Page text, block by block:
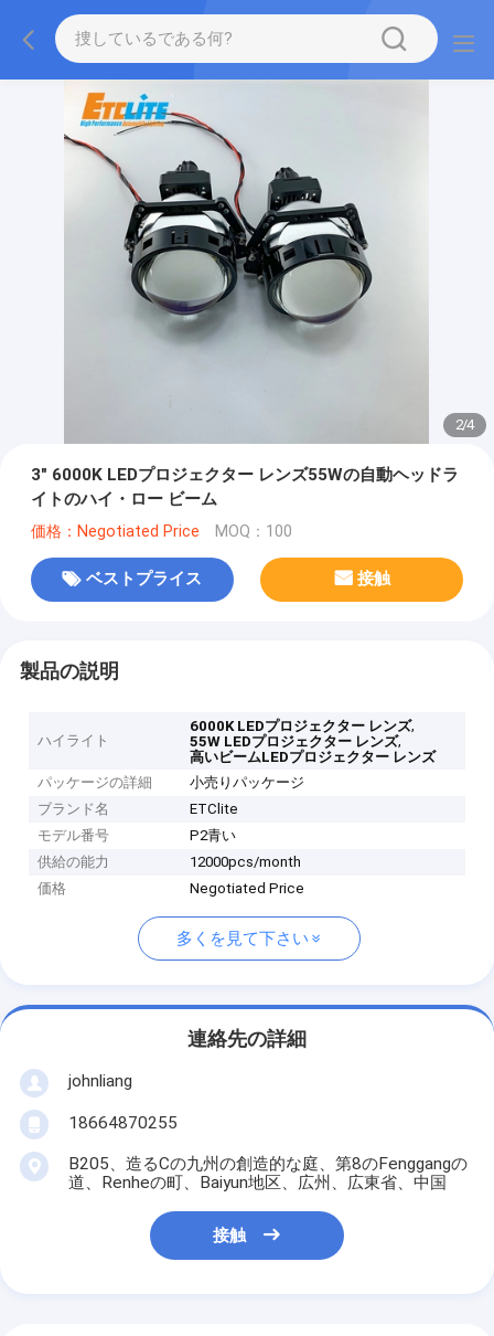
2/4
3" 6000K LEDプロジェクター レンズ55Wの自動ヘッドラ
イトのハイ・ロー ビーム
価格：Negotiated Price MOQ：100
ベストプライス 接触
製品の説明
ハイライト
6000K LEDプロジェクター レンズ,
55W LEDプロジェクター レンズ,
高いビームLEDプロジェクター レンズ
パッケージの詳細
小売りパッケージ
ブランド名
ETClite
モデル番号
P2青い
供給の能力
12000pcs/month
価格
Negotiated Price
多くを見て下さい
連絡先の詳細
johnliang
18664870255
B205、造るCの九州の創造的な庭、第8のFenggangの
道、Renheの町、Baiyun地区、広州、広東省、中国
接触